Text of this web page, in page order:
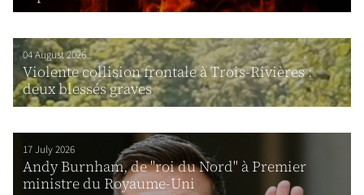
04 August 2026
Violente collision frontale à Trois-Rivières :
deux blessés graves
17 July 2026
Andy Burnham, de "roi du Nord" à Premier
ministre du Royaume-Uni